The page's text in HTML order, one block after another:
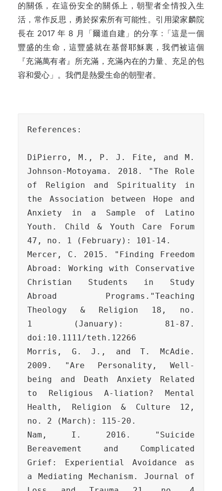
的關係，在這份安全的關係上，朝聖者全情投入生
活，常作反思，勇於探索所有可能性。引用梁家麟院
長在 2017 年 8 月「爾道自建」的分享 :「這是一個
豐盛的生命，這豐盛就在基督耶穌裏，我們被這個
『充滿萬有者』所充滿，充滿內在的力量、充足的包
容和愛心」。我們是熱愛生命的朝聖者。
References:
DiPierro, M., P. J. Fite, and M.
Johnson-Motoyama. 2018. "The Role
of Religion and Spirituality in
the Association between Hope and
Anxiety in a Sample of Latino
Youth. Child & Youth Care Forum
Mercer, C. 2015. "Finding Freedom
Abroad: Working with Conservative
Christian Students in Study
Abroad Programs."Teaching
Theology & Religion 18, no.
1
(January): 81-87.
Morris, G. J., and T. McAdie.
2009. "Are Personality, Well-
being and Death Anxiety Related
to Religious A-liation? Mental
Health, Religion & Culture 12,
no. 2
Nam, I. 2016. "Suicide
Bereavement and Complicated
Grief: Experiential Avoidance as
a Mediating Mechanism. Journal of